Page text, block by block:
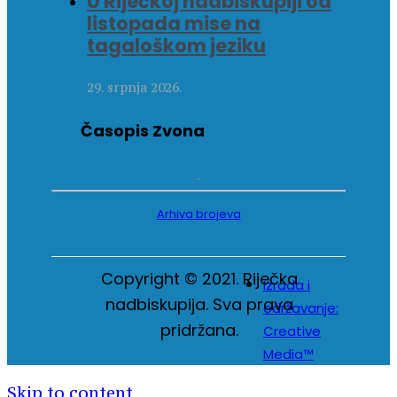
listopada mise na
tagaloškom jeziku
29. srpnja 2026.
Časopis Zvona
Arhiva brojeva
Copyright © 2021. Riječka
nadbiskupija. Sva prava
pridržana.
Izrada i
održavanje:
Creative
Media™
Skip to content